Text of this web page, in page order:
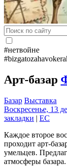
#нетвойне
Арт-базар
Базар Выставка
Воскресенье, 13
закладки | EC
Каждое второе
проходит арт-
умельцев.
атмосферы базара.